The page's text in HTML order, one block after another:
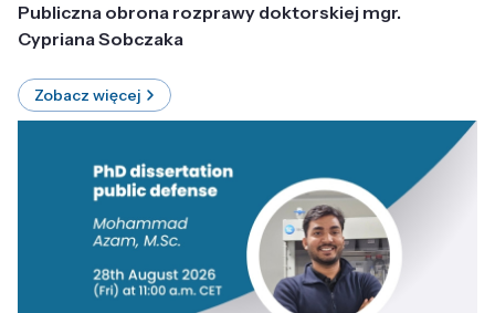
Publiczna obrona rozprawy doktorskiej mgr.
Cypriana Sobczaka
Zobacz więcej